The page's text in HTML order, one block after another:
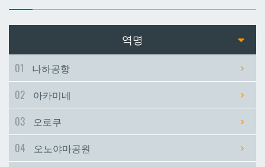
아사토
아사토
역명
01
나하공항
02
아카미네
03
오로쿠
04
오노야마공원